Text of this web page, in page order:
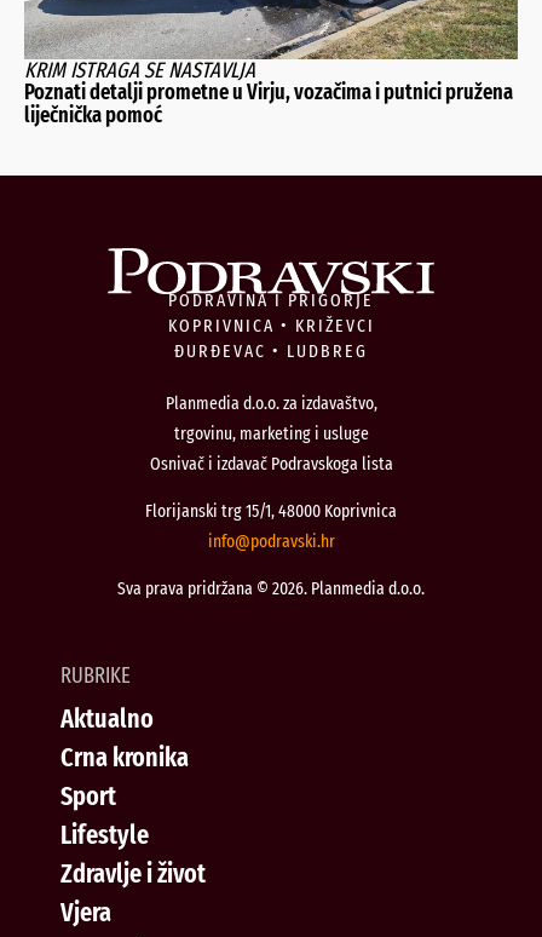
KRIM ISTRAGA SE NASTAVLJA
Poznati detalji prometne u Virju, vozačima i putnici pružena
liječnička pomoć
PODRAVINA I PRIGORJE
KOPRIVNICA • KRIŽEVCI
ĐURĐEVAC • LUDBREG
Planmedia d.o.o. za izdavaštvo,
trgovinu, marketing i usluge
Osnivač i izdavač Podravskoga lista
Florijanski trg 15/1, 48000 Koprivnica
rh.iksvardop
@ofni
Sva prava pridržana © 2026. Planmedia d.o.o.
RUBRIKE
Aktualno
Crna kronika
Sport
Lifestyle
Zdravlje i život
Vjera